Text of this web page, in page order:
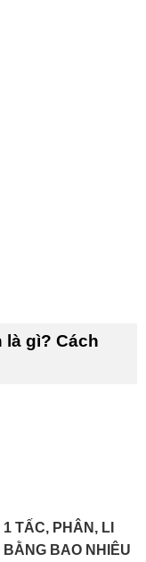
là gì? Cách
1 TẤC, PHÂN, LI
BẰNG BAO NHIÊU